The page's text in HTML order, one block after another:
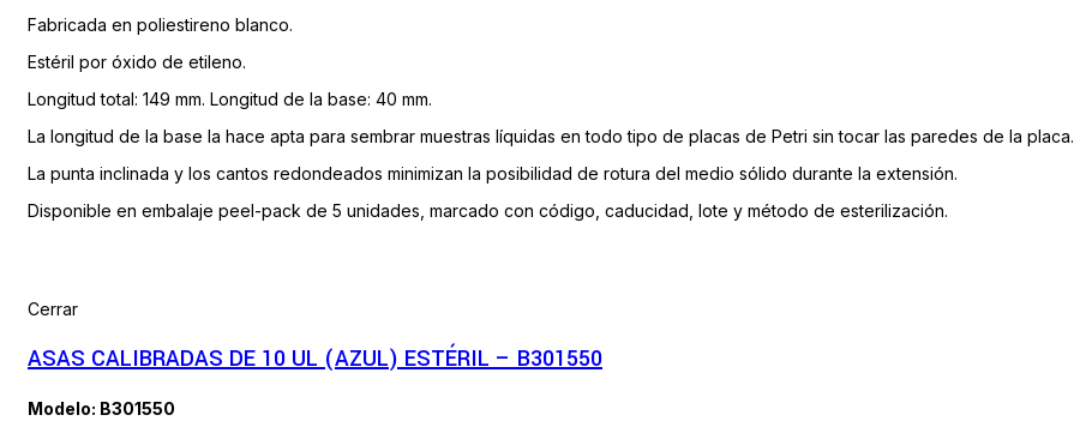
Fabricada en poliestireno blanco.
Estéril por óxido de etileno.
Longitud total: 149 mm. Longitud de la base: 40 mm.
La longitud de la base la hace apta para sembrar muestras líquidas en todo tipo de placas de Petri sin tocar las paredes de la placa.
La punta inclinada y los cantos redondeados minimizan la posibilidad de rotura del medio sólido durante la extensión.
Disponible en embalaje peel-pack de 5 unidades, marcado con código, caducidad, lote y método de esterilización.
Cerrar
ASAS CALIBRADAS DE 10 UL (AZUL) ESTÉRIL – B301550
Modelo: B301550